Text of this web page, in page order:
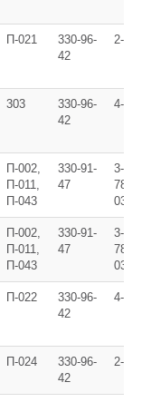
П-021
330-96-
42
2-07
303
330-96-
42
4-06
П-002,
П-011,
П-043
330-91-
47
3-
78,
03
П-002,
П-011,
П-043
330-91-
47
3-
78,
03
П-022
330-96-
42
4-08
П-024
330-96-
42
2-07